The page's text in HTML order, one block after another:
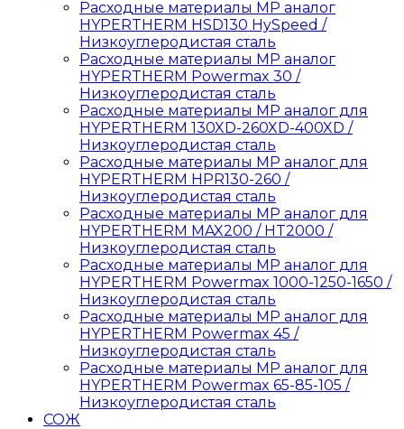
Расходные материалы MP аналог
HYPERTHERM HSD130 HySpeed /
Низкоуглеродистая сталь
Расходные материалы MP аналог
HYPERTHERM Powermax 30 /
Низкоуглеродистая сталь
Расходные материалы MP аналог для
HYPERTHERM 130XD-260XD-400XD /
Низкоуглеродистая сталь
Расходные материалы MP аналог для
HYPERTHERM HPR130-260 /
Низкоуглеродистая сталь
Расходные материалы MP аналог для
HYPERTHERM MAX200 / HT2000 /
Низкоуглеродистая сталь
Расходные материалы MP аналог для
HYPERTHERM Powermax 1000-1250-1650 /
Низкоуглеродистая сталь
Расходные материалы MP аналог для
HYPERTHERM Powermax 45 /
Низкоуглеродистая сталь
Расходные материалы MP аналог для
HYPERTHERM Powermax 65-85-105 /
Низкоуглеродистая сталь
СОЖ